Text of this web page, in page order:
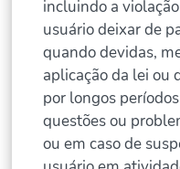
incluindo a
usuário deixar de
quando devidas,
aplicação da lei ou
por longos
questões ou
ou em caso de